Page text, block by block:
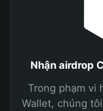
Nhận airdrop
Trong phạm vi
Wallet, chúng